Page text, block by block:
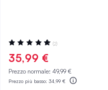
Valutazione:
100%
(2)
35,99 €
Prezzo normale: 49,99 €
Prezzo più basso: 34,99 €